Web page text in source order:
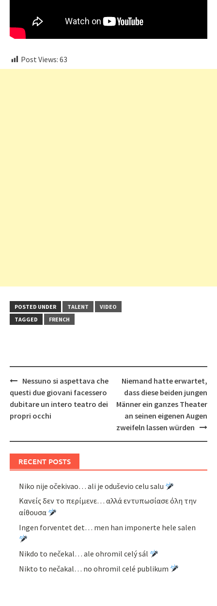
Post Views: 63
POSTED UNDER TALENT
VIDEO
TAGGED
FRENCH
Post
navigation
Nessuno si aspettava che
questi due giovani facessero
dubitare un intero teatro dei
propri occhi
Niemand hatte erwartet,
dass diese beiden jungen
Männer ein ganzes Theater
an seinen eigenen Augen
zweifeln lassen würden
RECENT POSTS
Niko nije očekivao… ali je oduševio celu salu
Κανείς δεν το περίμενε… αλλά εντυπωσίασε όλη την
αίθουσα
Ingen forventet det… men han imponerte hele salen
Nikdo to nečekal… ale ohromil celý sál
Nikto to nečakal… no ohromil celé publikum